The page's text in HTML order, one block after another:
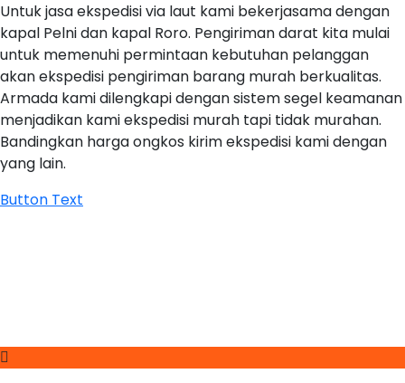
Untuk jasa ekspedisi via laut kami bekerjasama dengan
kapal Pelni dan kapal Roro. Pengiriman darat kita mulai
untuk memenuhi permintaan kebutuhan pelanggan
akan ekspedisi pengiriman barang murah berkualitas.
Armada kami dilengkapi dengan sistem segel keamanan
menjadikan kami ekspedisi murah tapi tidak murahan.
Bandingkan harga ongkos kirim ekspedisi kami dengan
yang lain.
Button Text